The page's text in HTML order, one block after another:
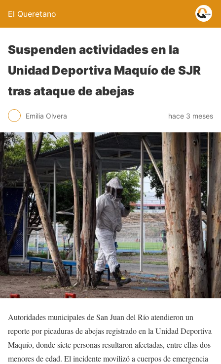
El Queretano
Suspenden actividades en la
Unidad Deportiva Maquío de SJR
tras ataque de abejas
Emilia Olvera hace 3 meses
Autoridades municipales de San Juan del Río atendieron un
reporte por picaduras de abejas registrado en la Unidad Deportiva
Maquío, donde siete personas resultaron afectadas, entre ellas dos
menores de edad. El incidente movilizó a cuerpos de emergencia